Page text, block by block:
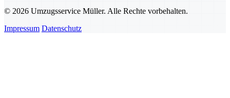
© 2026 Umzugsservice Müller. Alle Rechte vorbehalten.
Impressum Datenschutz